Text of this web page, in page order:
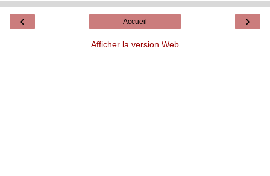
‹ ›
Accueil
Afficher la version Web